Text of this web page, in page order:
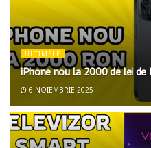
ULTIMELE
iPhone nou la 2000 de lei de
6 NOIEMBRIE 2025